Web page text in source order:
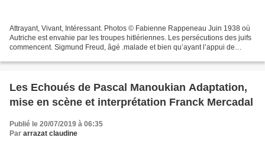
Attrayant, Vivant, Intéressant. Photos © Fabienne Rappeneau Juin 1938 où
Autriche est envahie par les troupes hitlériennes. Les persécutions des juifs
commencent. Sigmund Freud, âgé .malade et bien qu’ayant l’appui de
Les Echoués de Pascal Manoukian Adaptation,
mise en scène et interprétation Franck Mercadal
Publié le 20/07/2019 à 06:35
Par arrazat claudine